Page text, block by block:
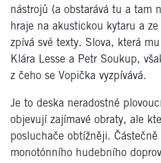
nástrojů (a obstarává tu a tam
hraje na akustickou kytaru a
zpívá své texty. Slova, která
Klára Lesse a Petr Soukup,
z čeho se Vopička vyzpívává.
Je to deska neradostné
objevují zajímavé obraty, ale
posluchače obtížněji.
monotónního hudebního